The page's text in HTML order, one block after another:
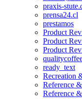
praxis-
prensa24.cl
prestamos
Product
Product
Product
ready_text
Recreation
Reference
Reference